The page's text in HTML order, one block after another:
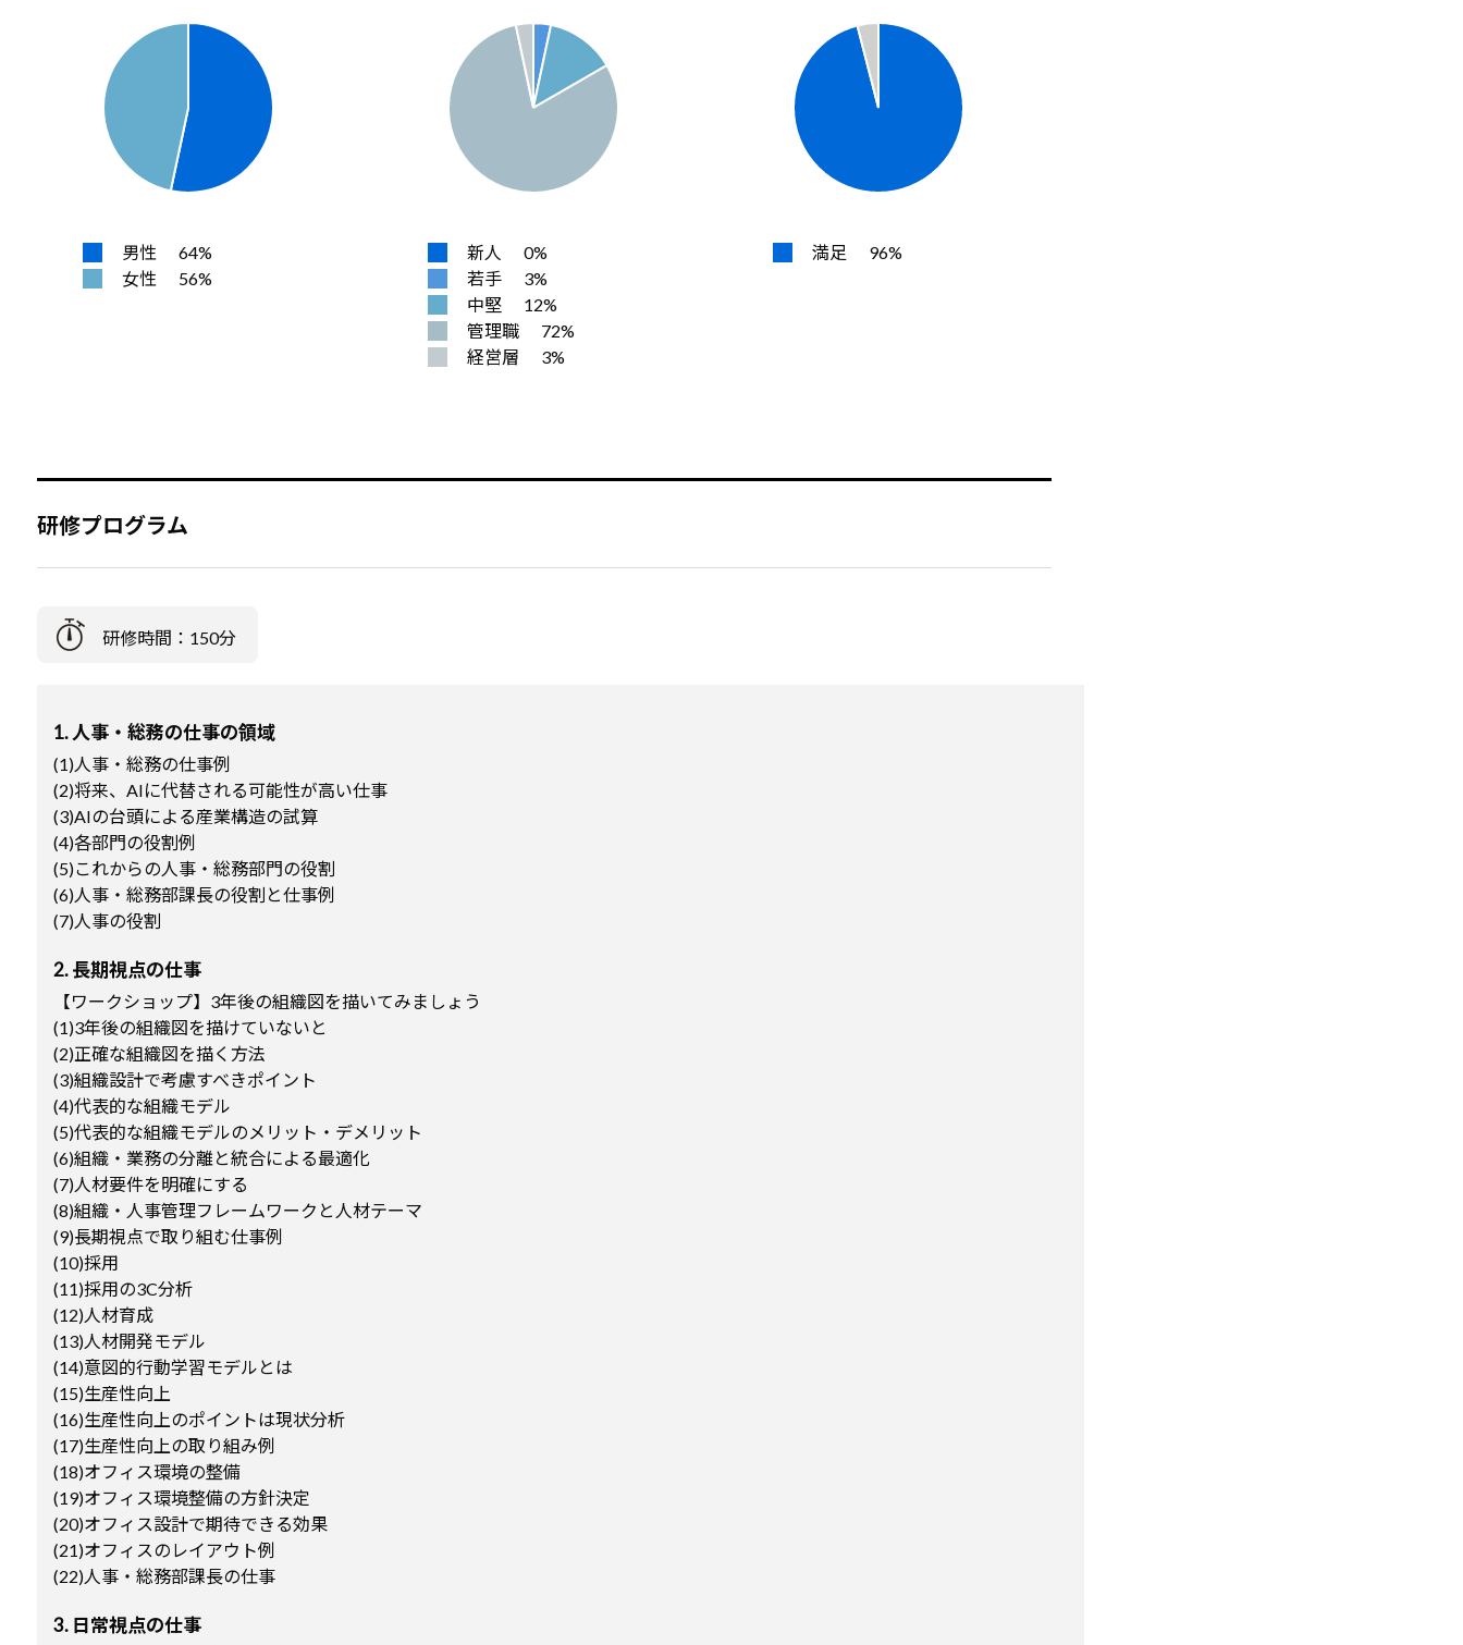
男性
64%
女性
56%
新人
0%
若手
3%
中堅
12%
管理職
72%
経営層
3%
満足 96%
研修プログラム
研修時間：150分
1. 人事・総務の仕事の領域
(1)人事・総務の仕事例
(2)将来、AIに代替される可能性が高い仕事
(3)AIの台頭による産業構造の試算
(4)各部門の役割例
(5)これからの人事・総務部門の役割
(6)人事・総務部課長の役割と仕事例
(7)人事の役割
2. 長期視点の仕事
【ワークショップ】3年後の組織図を描いてみましょう
(1)3年後の組織図を描けていないと
(2)正確な組織図を描く方法
(3)組織設計で考慮すべきポイント
(4)代表的な組織モデル
(5)代表的な組織モデルのメリット・デメリット
(6)組織・業務の分離と統合による最適化
(7)人材要件を明確にする
(8)組織・人事管理フレームワークと人材テーマ
(9)長期視点で取り組む仕事例
(10)採用
(11)採用の3C分析
(12)人材育成
(13)人材開発モデル
(14)意図的行動学習モデルとは
(15)生産性向上
(16)生産性向上のポイントは現状分析
(17)生産性向上の取り組み例
(18)オフィス環境の整備
(19)オフィス環境整備の方針決定
(20)オフィス設計で期待できる効果
(21)オフィスのレイアウト例
(22)人事・総務部課長の仕事
3. 日常視点の仕事